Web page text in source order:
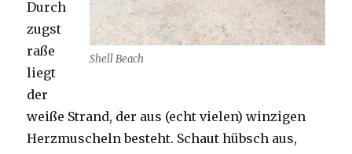
Shell Beach
Durch
zugst
raße
liegt
der
weiße Strand, der aus (echt vielen) winzigen
Herzmuscheln besteht. Schaut hübsch aus,